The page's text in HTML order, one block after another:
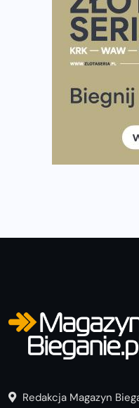
Już w tę sobotę 35.
Wystartuje rekordowa
35. Bieg Powstania
Ile razy w tygodniu
często biegać, żeby
Już w ten weekend!
i Półmaraton
Redakcja Magazyn